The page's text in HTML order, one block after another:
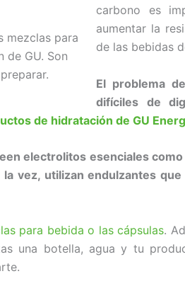
mezclas para
de GU. Son
carbono es
aumentar la
de las bebidas
El problema
difíciles de
de hidratación de GU
electrolitos esenciales
vez, utilizan endulzantes
para bebida o las cápsulas.
una botella, agua y tu